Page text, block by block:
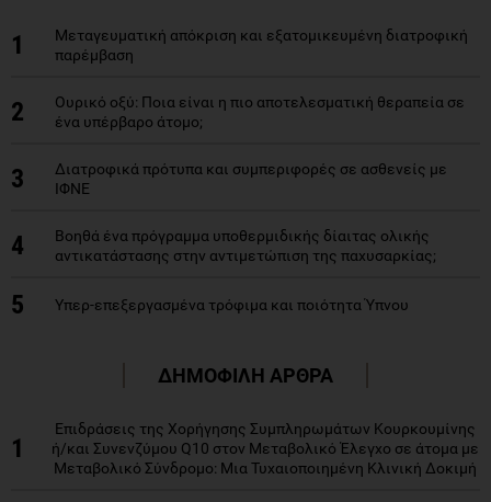
1
Μεταγευματική απόκριση και εξατομικευμένη διατροφική
παρέμβαση
2
Ουρικό οξύ: Ποια είναι η πιο αποτελεσματική θεραπεία σε
ένα υπέρβαρο άτομο;
3
Διατροφικά πρότυπα και συμπεριφορές σε ασθενείς με
ΙΦΝΕ
4
Βοηθά ένα πρόγραμμα υποθερμιδικής δίαιτας ολικής
αντικατάστασης στην αντιμετώπιση της παχυσαρκίας;
5 Υπερ-επεξεργασμένα τρόφιμα και ποιότητα Ύπνου
ΔΗΜΟΦΙΛΗ ΑΡΘΡΑ
1
Επιδράσεις της Χορήγησης Συμπληρωμάτων Κουρκουμίνης
ή/και Συνενζύμου Q10 στον Μεταβολικό Έλεγχο σε άτομα με
Μεταβολικό Σύνδρομο: Μια Τυχαιοποιημένη Κλινική Δοκιμή